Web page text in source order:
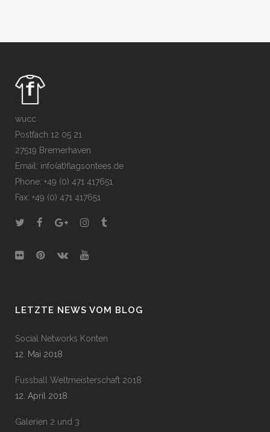
wucc
Postfach 12 05 21
27519 Bremerhaven
Email: info(at)flagsontees.de
Phone: +49 (0) 471 417651
Fax: +49 (0) 471 417651
LETZTE NEWS VOM BLOG
Social Networks Konten
12. Mai 2018
Fussball Weltmeisterschaft 2018
12. April 2018
Galerien 2 und 3